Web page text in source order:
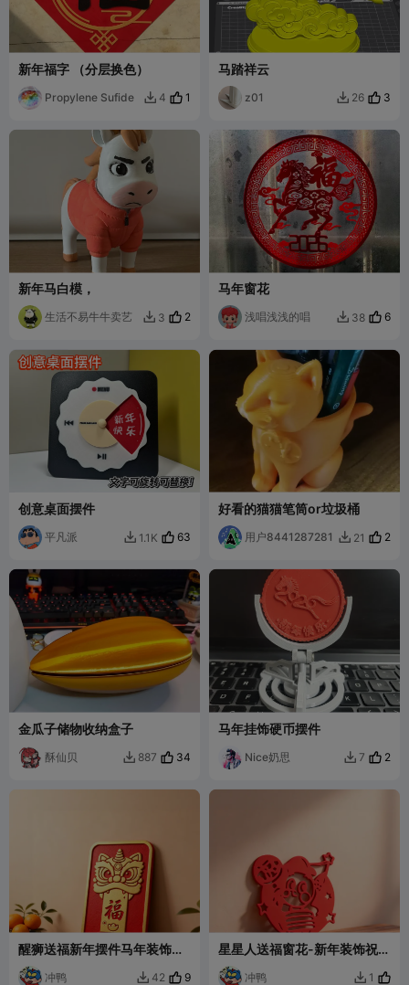
新年福字 （分层换色）
Propylene Sufide  4 1
马踏祥云
z01  26 3
新年马白模，
生活不易牛牛卖艺  3 2
马年窗花
浅唱浅浅的唱  38 6
创意桌面摆件
平凡派  1.1K 63
好看的猫猫笔筒or垃圾桶
用户8441287281  21 2
金瓜子储物收纳盒子
酥仙贝  887 34
马年挂饰硬币摆件
Nice奶思  7 2
醒狮送福新年摆件马年装饰相
框过年礼物
冲鸭  42 9
星星人送福窗花-新年装饰祝福
摆件
冲鸭  1